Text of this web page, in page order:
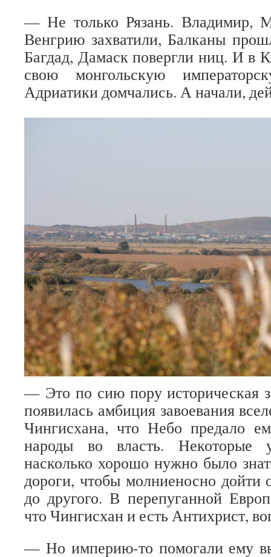
— Не только Рязань. Владимир,
Венгрию захватили, Балканы
Багдад, Дамаск повергли ниц. И в
свою монгольскую
Адриатики домчались. А начали,
— Это по сию пору историческая
появилась амбиция завоевания
Чингисхана, что Небо предало
народы во власть. Некоторые
насколько хорошо нужно было
дороги, чтобы молниеносно дойти
до другого. В перепуганной
что Чингисхан и есть Антихрист,
— Но империю-то помогали ему